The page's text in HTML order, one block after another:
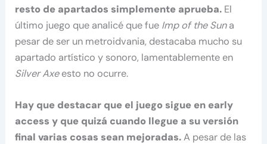
resto de apartados simplemente aprueba. El
último juego que analicé que fue Imp of the Suna
pesar de ser un metroidvania, destacaba mucho su
apartado artístico y sonoro, lamentablemente en
Silver Axeesto no ocurre.
Hay que destacar que el juego sigue en early
access y que quizá cuando llegue a su versión
final varias cosas sean mejoradas.A pesar de las